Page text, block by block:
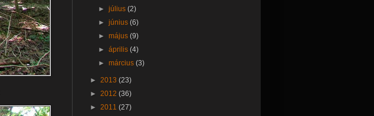
►július(2)
►június(6)
►május(9)
►április(4)
►március(3)
► 2013 (23)
► 2012 (36)
► 2011 (27)